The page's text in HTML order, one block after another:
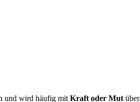
und wird häufig mit Kraft oder Mut